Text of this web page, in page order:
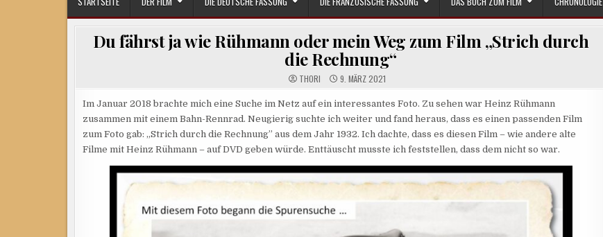
Du fährst ja wie Rühmann oder mein Weg zum Film „Strich durch
die Rechnung“
THORI 9. MÄRZ 2021
Im Januar 2018 brachte mich eine Suche im Netz auf ein interessantes Foto. Zu sehen war Heinz Rühmann
zusammen mit einem Bahn-Rennrad. Neugierig suchte ich weiter und fand heraus, dass es einen passenden Film
zum Foto gab: „Strich durch die Rechnung” aus dem Jahr 1932. Ich dachte, dass es diesen Film – wie andere alte
Filme mit Heinz Rühmann – auf DVD geben würde. Enttäuscht musste ich feststellen, dass dem nicht so war.